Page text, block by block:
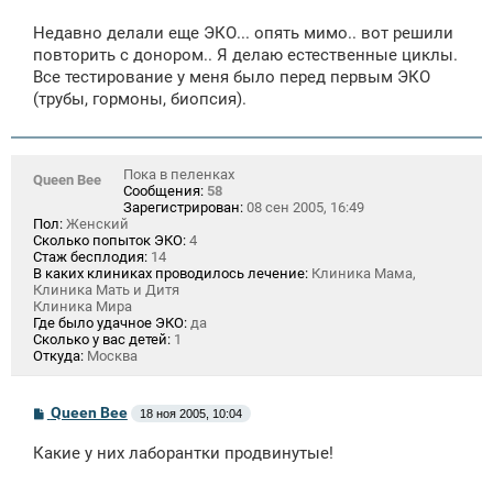
Недавно делали еще ЭКО... опять мимо.. вот решили
повторить с донором.. Я делаю естественные циклы.
Все тестирование у меня было перед первым ЭКО
(трубы, гормоны, биопсия).
Queen Bee
Пока в пеленках
Сообщения: 58
Зарегистрирован: 08 сен 2005, 16:49
Пол: Женский
Сколько попыток ЭКО: 4
Стаж бесплодия: 14
В каких клиниках проводилось лечение: Клиника Мама,
Клиника Мать и Дитя
Клиника Мира
Где было удачное ЭКО: да
Сколько у вас детей: 1
Откуда: Москва
С
о
б
Queen Bee 18 ноя 2005, 10:04
Какие у них лаборантки продвинутые!